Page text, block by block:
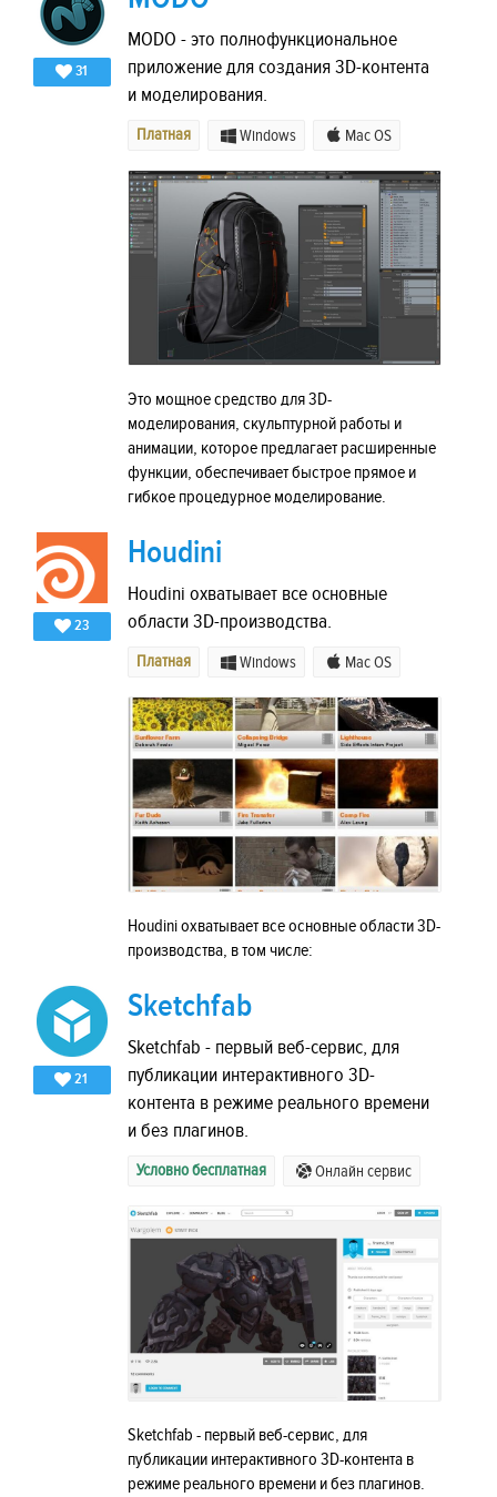
31
MODO - это полнофункциональное
приложение для создания 3D-контента
и моделирования.
Платная Windows Mac OS
Это мощное средство для 3D-
моделирования, скульптурной работы и
анимации, которое предлагает расширенные
функции, обеспечивает быстрое прямое и
гибкое процедурное моделирование.
23
Houdini
Houdini охватывает все основные
области 3D-производства.
Платная Windows Mac OS
Houdini охватывает все основные области 3D-
производства, в том числе:
21
Sketchfab
Sketchfab - первый веб-сервис, для
публикации интерактивного 3D-
контента в режиме реального времени
и без плагинов.
Условно бесплатная Онлайн сервис
Sketchfab - первый веб-сервис, для
публикации интерактивного 3D-контента в
режиме реального времени и без плагинов.